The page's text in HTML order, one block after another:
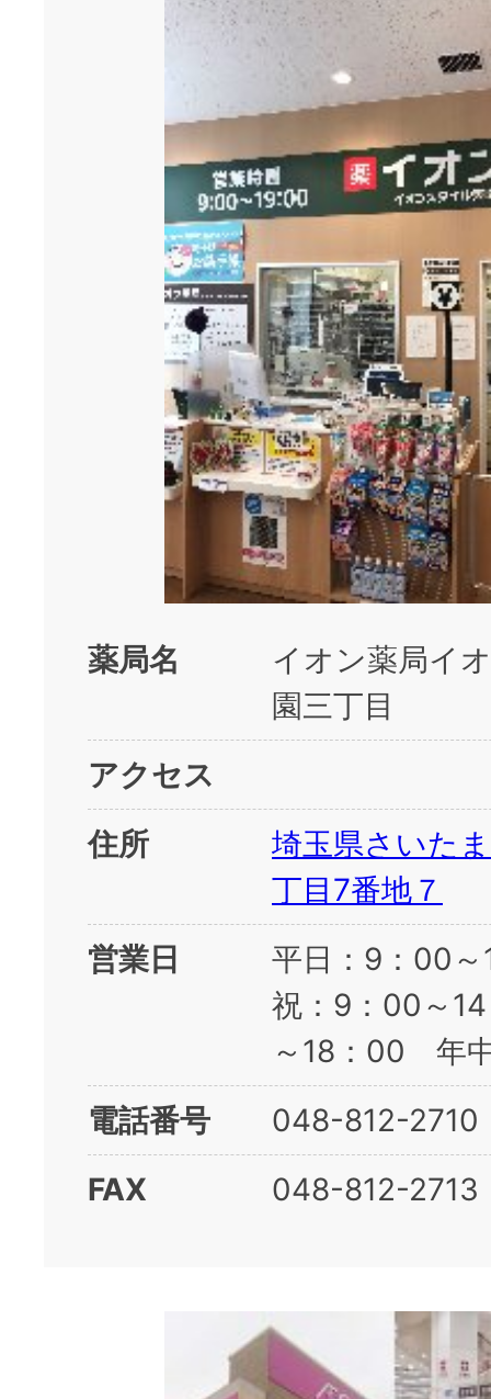
薬局名
イオン薬局イ
園三丁目
アクセス
住所
埼玉県さいた
丁目7番地７
営業日
平日：9：00
祝：9：00～
～18：00 年
電話番号
048-812-2710
FAX
048-812-2713